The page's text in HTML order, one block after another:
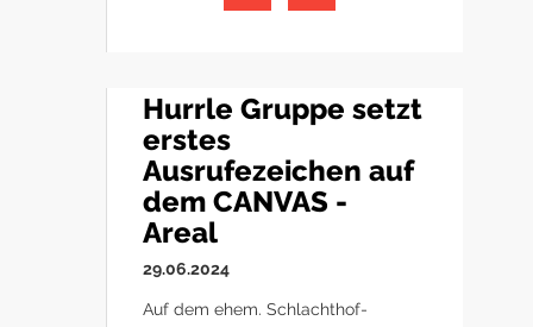
Hurrle Gruppe setzt
erstes
Ausrufezeichen auf
dem CANVAS -
Areal
29.06.2024
Auf dem ehem. Schlachthof-